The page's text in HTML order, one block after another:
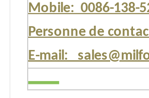
Mobile: 0086-138-
Personne de
E-mail: